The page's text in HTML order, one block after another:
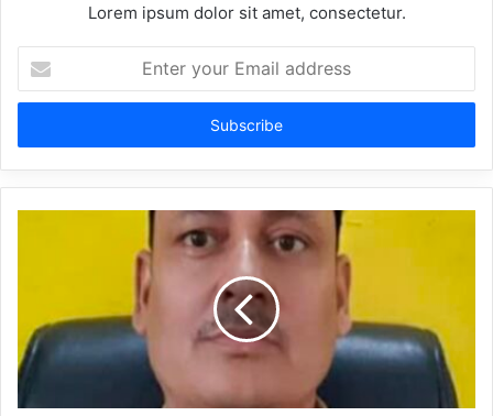
Lorem ipsum dolor sit amet, consectetur.
your
Email